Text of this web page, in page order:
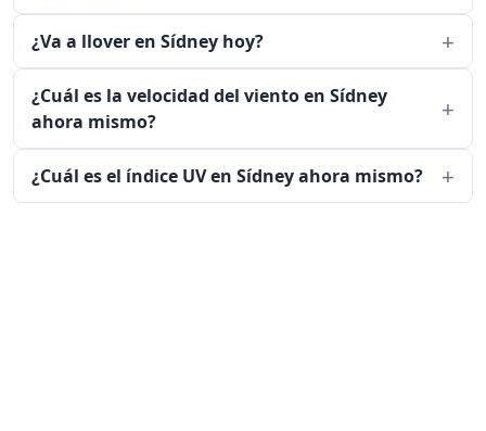
¿Va a llover en Sídney hoy?
¿Cuál es la velocidad del viento en Sídney
ahora mismo?
¿Cuál es el índice UV en Sídney ahora mismo?